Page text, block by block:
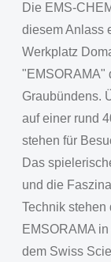
Die EMS-
diesem Anlass
Werkplatz
"EMSORAMA"
Graubündens.
auf einer rund
stehen für
Das
und die
Technik stehen
EMSORAMA
dem Swiss